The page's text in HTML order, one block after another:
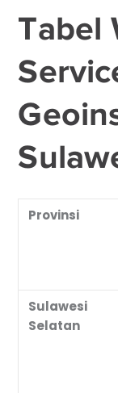
Tabel
Provinsi
Sulawesi
Selatan